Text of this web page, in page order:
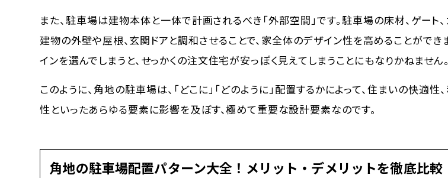
また、駐車場は建物本体と一体で計画されるべき「外部空間」です。駐車場の床材、ゲート
建物の外壁や屋根、玄関ドアと調和させることで、家全体のデザイン性を高めることができ
インを選んでしまうと、せっかくの注文住宅が安っぽく見えてしまうことにもなりかねません。
このように、角地の駐車場は、 「どこに」「どのように」配置するかによって、住まいの快適性
性といったあらゆる要素に影響を及ぼす、極めて重要な設計要素なのです。
角地の駐車場配置パターン大全！メリット・デメリットを徹底比較